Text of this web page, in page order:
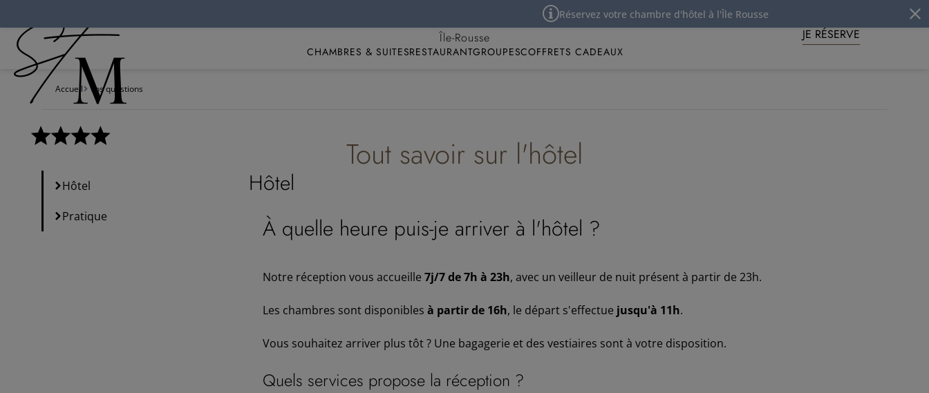
Réservez votre chambre d'hôtel à l'Île Rousse
Best Western Premier Hôtel Santa Maria
Île-Rousse
CHAMBRES & SUITESRESTAURANTGROUPESCOFFRETS CADEAUX
JE RÉSERVE
Accueil Vos questions
Tout savoir sur l'hôtel
Hôtel
Pratique
Hôtel
À quelle heure puis-je arriver à l'hôtel ?
Notre réception vous accueille 7j/7 de 7h à 23h, avec un veilleur de nuit présent à partir de 23h.
Les chambres sont disponibles à partir de 16h, le départ s'effectue jusqu'à 11h.
Vous souhaitez arriver plus tôt ? Une bagagerie et des vestiaires sont à votre disposition.
Quels services propose la réception ?